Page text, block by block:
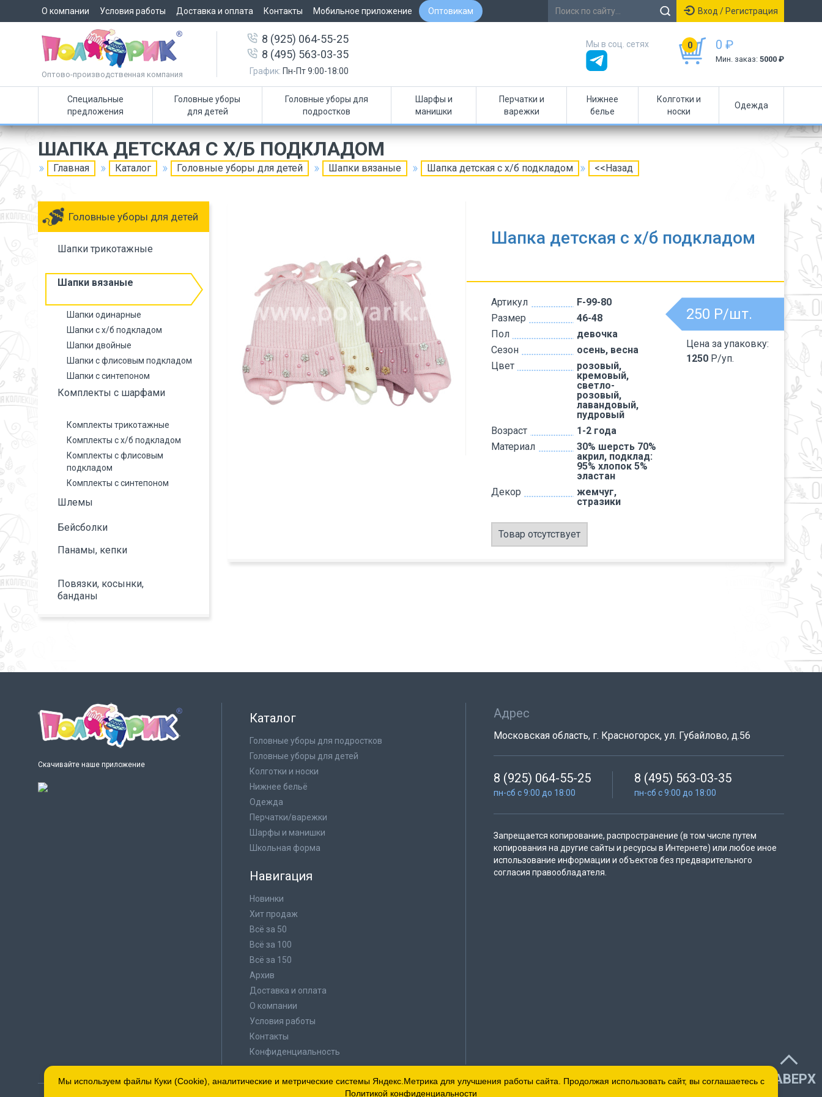
О компании Условия работы Доставка и оплата Контакты Мобильное приложение Оптовикам Вход / Регистрация
Оптово-производственная компания
8 (925) 064-55-25
8 (495) 563-03-35
График: Пн-Пт 9:00-18:00
0 0 ₽
Мин. заказ: 5000 ₽
Мы в соц. сетях
Специальные
предложения
Головные уборы
для детей
Головные уборы для
подростков
Шарфы и
манишки
Перчатки и
варежки
Нижнее
белье
Колготки и
носки
Одежда
ШАПКА ДЕТСКАЯ С Х/Б ПОДКЛАДОМ
Главная Каталог Головные уборы для детей Шапки вязаные Шапка детская с х/б подкладом <<Назад
Головные уборы для детей
Шапки трикотажные
Шапки вязаные
Шапки одинарные
Шапки с х/б подкладом
Шапки двойные
Шапки с флисовым подкладом
Шапки с синтепоном
Комплекты с шарфами
Комплекты трикотажные
Комплекты с х/б подкладом
Комплекты с флисовым
подкладом
Комплекты с синтепоном
Шлемы
Бейсболки
Панамы, кепки
Повязки, косынки,
банданы
Шапка детская с х/б подкладом
Артикул
F-99-80
Размер
46-48
Пол
девочка
Сезон
осень, весна
Цвет
розовый,
кремовый,
светло-
розовый,
лавандовый,
пудровый
Возраст
1-2 года
Материал
30% шерсть 70%
акрил, подклад:
95% хлопок 5%
эластан
Декор
жемчуг,
стразики
250 Р/шт.
Цена за упаковку:
1250 Р/уп.
Товар отсутствует
Скачивайте наше приложение
Каталог
Головные уборы для подростков
Головные уборы для детей
Колготки и носки
Нижнее бельё
Одежда
Перчатки/варежки
Шарфы и манишки
Школьная форма
Навигация
Новинки
Хит продаж
Всё за 50
Всё за 100
Всё за 150
Архив
Доставка и оплата
О компании
Условия работы
Контакты
Конфиденциальность
Адрес
Московская область, г. Красногорск, ул. Губайлово, д.56
8 (925) 064-55-25
пн-сб с 9:00 до 18:00
8 (495) 563-03-35
пн-сб с 9:00 до 18:00
Запрещается копирование, распространение (в том числе путем
копирования на другие сайты и ресурсы в Интернете) или любое иное
использование информации и объектов без предварительного
согласия правообладателя.
НАВЕРХ
Мы используем файлы Куки (Cookie), аналитические и метрические системы Яндекс.Метрика для улучшения работы сайта. Продолжая использовать сайт, вы соглашаетесь с
Политикой конфиденциальности